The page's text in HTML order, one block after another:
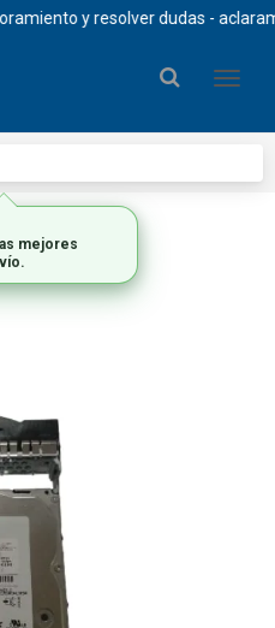
y resolver dudas -
Repuestos
mejores